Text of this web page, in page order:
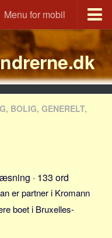
Menu for mobil
BOLIG, GENERELT,
· 133 ord
er partner i Kromann
boet i Bruxelles-